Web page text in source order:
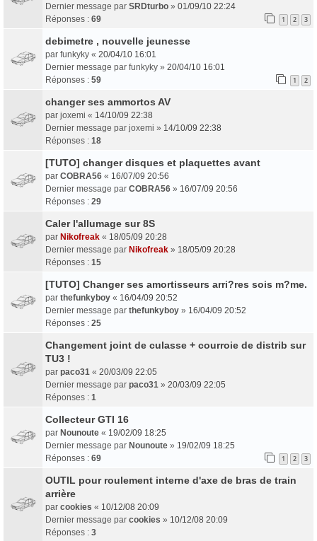
Dernier message par SRDturbo » 01/09/10 22:24
Réponses : 69 1 2 3
debimetre , nouvelle jeunesse
par funkyky « 20/04/10 16:01
Dernier message par funkyky » 20/04/10 16:01
Réponses : 59 1 2
changer ses ammortos AV
par joxemi « 14/10/09 22:38
Dernier message par joxemi » 14/10/09 22:38
Réponses : 18
[TUTO] changer disques et plaquettes avant
par COBRA56 « 16/07/09 20:56
Dernier message par COBRA56 » 16/07/09 20:56
Réponses : 29
Caler l'allumage sur 8S
par Nikofreak « 18/05/09 20:28
Dernier message par Nikofreak » 18/05/09 20:28
Réponses : 15
[TUTO] Changer ses amortisseurs arri?res sois m?me.
par thefunkyboy « 16/04/09 20:52
Dernier message par thefunkyboy » 16/04/09 20:52
Réponses : 25
Changement joint de culasse + courroie de distrib sur
TU3 !
par paco31 « 20/03/09 22:05
Dernier message par paco31 » 20/03/09 22:05
Réponses : 1
Collecteur GTI 16
par Nounoute « 19/02/09 18:25
Dernier message par Nounoute » 19/02/09 18:25
Réponses : 69 1 2 3
OUTIL pour roulement interne d'axe de bras de train
arrière
par cookies « 10/12/08 20:09
Dernier message par cookies » 10/12/08 20:09
Réponses : 3